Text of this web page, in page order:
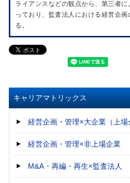
ライアンスなどの観点から、第三者に
っており、監査法人における経営企
る。
キャリアマトリックス
経営企画・管理×大企業（上場
経営企画・管理×非上場企業
M&A・再編・再生×監査法人